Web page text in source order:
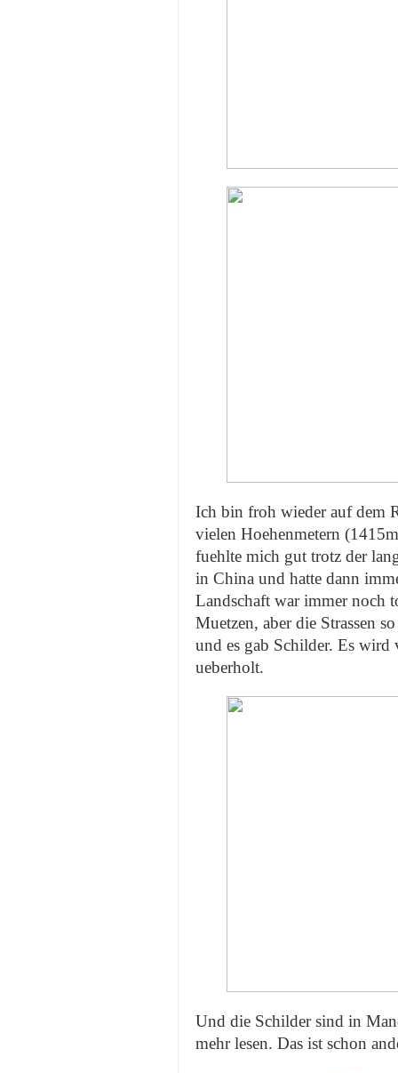
Ich bin froh wieder auf dem
vielen Hoehenmetern
fuehlte mich gut trotz der
in China und hatte dann
Landschaft war immer noch
Muetzen, aber die Strassen
und es gab Schilder. Es
ueberholt.
Und die Schilder sind in
mehr lesen. Das ist schon